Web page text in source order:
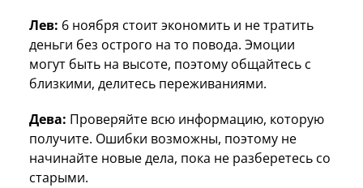
Лев: 6 ноября стоит экономить и не тратить
деньги без острого на то повода. Эмоции
могут быть на высоте, поэтому общайтесь с
близкими, делитесь переживаниями.
Дева: Проверяйте всю информацию, которую
получите. Ошибки возможны, поэтому не
начинайте новые дела, пока не разберетесь со
старыми.